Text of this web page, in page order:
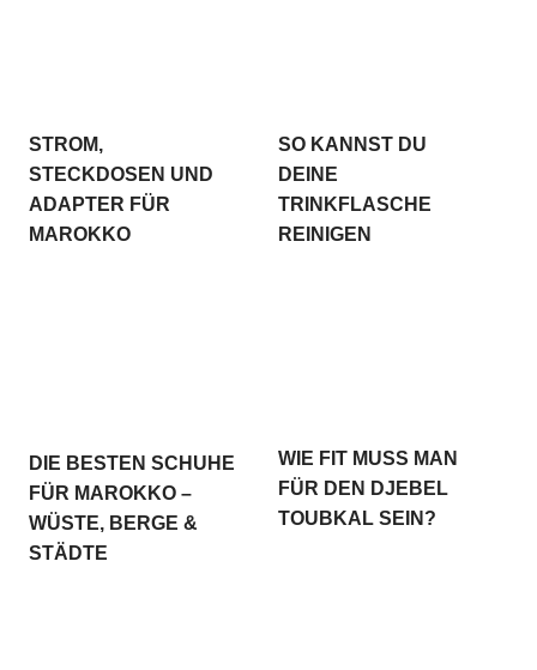
STROM,
STECKDOSEN UND
ADAPTER FÜR
MAROKKO
SO KANNST DU
DEINE
TRINKFLASCHE
REINIGEN
DIE BESTEN SCHUHE
FÜR MAROKKO –
WÜSTE, BERGE &
STÄDTE
WIE FIT MUSS MAN
FÜR DEN DJEBEL
TOUBKAL SEIN?